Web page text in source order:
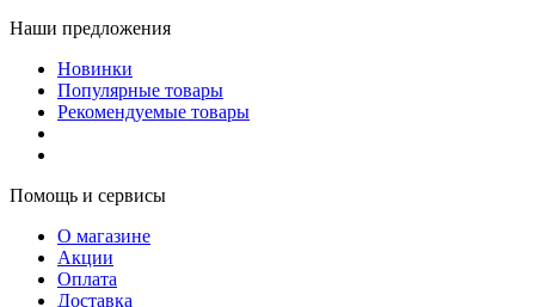
Наши предложения
Новинки
Популярные товары
Рекомендуемые товары
Помощь и сервисы
О магазине
Акции
Оплата
Доставка